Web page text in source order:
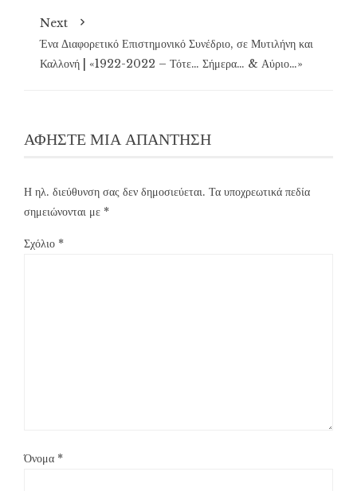
Next
Ένα Διαφορετικό Επιστημονικό Συνέδριο, σε Μυτιλήνη και
Καλλονή | «1922-2022 – Τότε… Σήμερα… & Αύριο…»
ΑΦΉΣΤΕ ΜΙΑ ΑΠΆΝΤΗΣΗ
Η ηλ. διεύθυνση σας δεν δημοσιεύεται. Τα υποχρεωτικά πεδία
σημειώνονται με *
Σχόλιο *
Όνομα *